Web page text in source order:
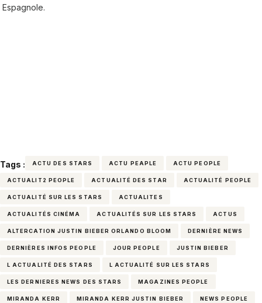
Espagnole.
Tags : ACTU DES STARS ACTU PEAPLE ACTU PEOPLE
ACTUALIT2 PEOPLE ACTUALITÉ DES STAR ACTUALITÉ PEOPLE
ACTUALITÉ SUR LES STARS ACTUALITES
ACTUALITÉS CINÉMA ACTUALITÉS SUR LES STARS ACTUS
ALTERCATION JUSTIN BIEBER ORLANDO BLOOM DERNIÈRE NEWS
DERNIÈRES INFOS PEOPLE JOUR PEOPLE JUSTIN BIEBER
L ACTUALITÉ DES STARS L ACTUALITÉ SUR LES STARS
LES DERNIERES NEWS DES STARS MAGAZINES PEOPLE
MIRANDA KERR MIRANDA KERR JUSTIN BIEBER NEWS PEOPLE